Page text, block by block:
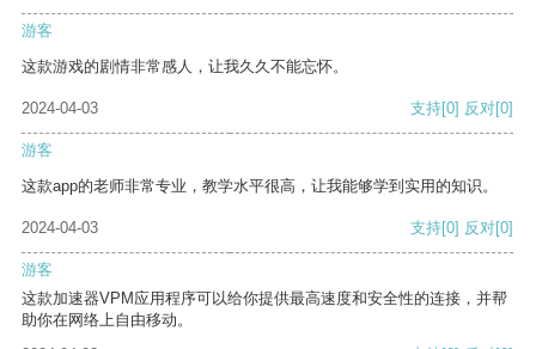
游客
这款游戏的剧情非常感人，让我久久不能忘怀。
2024-04-03 支持[0] 反对[0]
游客
这款app的老师非常专业，教学水平很高，让我能够学到实用的知识。
2024-04-03 支持[0] 反对[0]
游客
这款加速器VPM应用程序可以给你提供最高速度和安全性的连接，并帮
助你在网络上自由移动。